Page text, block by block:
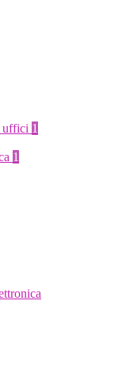
uffici 1
1